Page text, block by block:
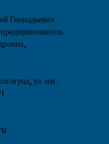
Геннадьевич
ул. им.